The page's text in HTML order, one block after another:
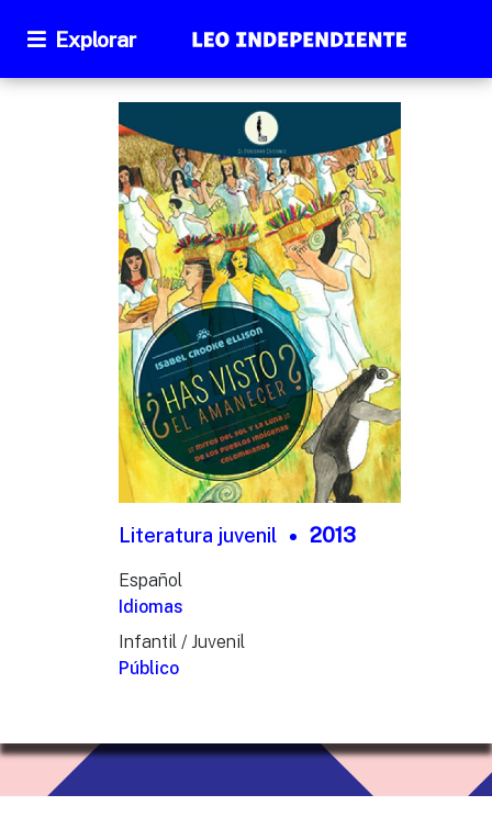
Explorar
Literatura juvenil 2013
Español
Idiomas
Infantil / Juvenil
Público